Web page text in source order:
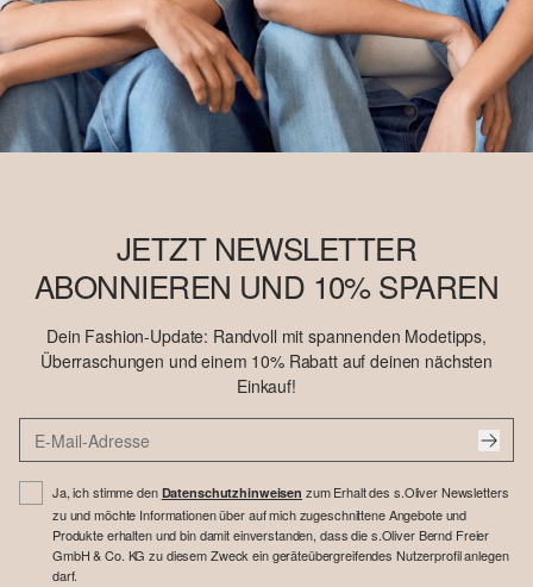
JETZT NEWSLETTER
ABONNIEREN UND 10% SPAREN
Dein Fashion-Update: Randvoll mit spannenden Modetipps,
Überraschungen und einem 10% Rabatt auf deinen nächsten
Einkauf!
Ja, ich stimme den Datenschutzhinweisen zum Erhalt des s.Oliver Newsletters
zu und möchte Informationen über auf mich zugeschnittene Angebote und
Produkte erhalten und bin damit einverstanden, dass die s.Oliver Bernd Freier
GmbH & Co. KG zu diesem Zweck ein geräteübergreifendes Nutzerprofil anlegen
darf.